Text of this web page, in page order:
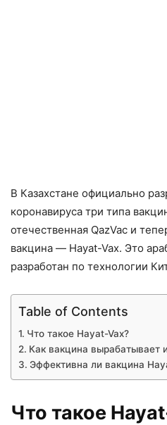
В Казахстане официально
коронавируса три типа
отечественная QazVac и
вакцина — Hayat-Vax. Это
разработан по технологии
Table of Contents
Что такое Hayat-Vax?
Как вакцина вырабатывает
Эффективна ли вакцина
Что такое